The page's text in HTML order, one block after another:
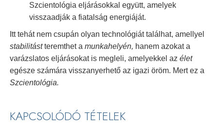
Szcientológia eljárásokkal együtt, amelyek
visszaadják a fiatalság energiáját.
Itt tehát nem csupán olyan technológiát találhat, amellyel
stabilitástteremthet a munkahelyén, hanem azokat a
varázslatos eljárásokat is megleli, amelyekkel az élet
egésze számára visszanyerhető az igazi öröm. Mert ez a
Szcientológia.
KAPCSOLÓDÓ TÉTELEK